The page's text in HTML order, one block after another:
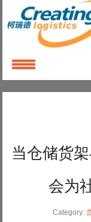
当仓储货
会为
Category:
Loginor
Remember Me